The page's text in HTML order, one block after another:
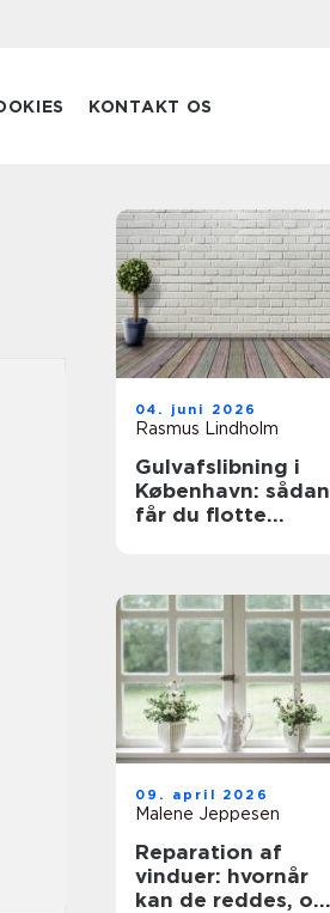
KONTAKT OS
04. juni 2026
Rasmus Lindholm
Gulvafslibning i
København: sådan
får du flotte
09. april 2026
Malene Jeppesen
Reparation af
vinduer: hvornår
kan de reddes, og